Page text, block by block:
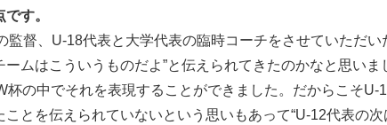
す。
監督、U-18代表と大学代表の臨時コーチをさせていただい
ームはこういうものだよ”と伝えられてきたのかなと思いま
杯の中でそれを表現することができました。だからこそU-
ことを伝えられていないという思いもあって“U-12代表の